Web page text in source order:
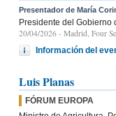
Presentador de María
Presidente del
20/04/2026 - Madrid, Four
Información del
Luis Planas
FÓRUM EUROPA